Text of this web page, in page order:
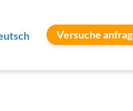
Versuche